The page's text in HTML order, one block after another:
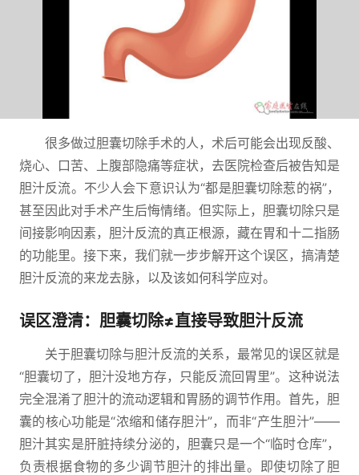
很多做过胆囊切除手术的人，术后可能会出现反酸、
烧心、口苦、上腹部隐痛等症状，去医院检查后被告知是
胆汁反流。不少人会下意识认为“都是胆囊切除惹的祸”，
甚至因此对手术产生后悔情绪。但实际上，胆囊切除只是
间接影响因素，胆汁反流的真正根源，藏在胃和十二指肠
的功能里。接下来，我们就一步步解开这个误区，搞清楚
胆汁反流的来龙去脉，以及该如何科学应对。
误区澄清：胆囊切除≠直接导致胆汁反流
关于胆囊切除与胆汁反流的关系，最常见的误区就是
“胆囊切了，胆汁没地方存，只能反流回胃里”。这种说法
完全混淆了胆汁的流动逻辑和胃肠的调节作用。首先，胆
囊的核心功能是“浓缩和储存胆汁”，而非“产生胆汁”——
胆汁其实是肝脏持续分泌的，胆囊只是一个“临时仓库”，
负责根据食物的多少调节胆汁的排出量。即使切除了胆